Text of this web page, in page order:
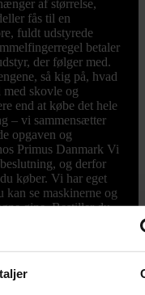
af størrelse,
fås til en
fuldt udstyrede
betaler
der følger med.
så kig på, hvad
med skovle og
end at købe det hele
– vi sammensætter
opgaven og
Primus Danmark Vi
og derfor
køber. Vi har eget
se maskinerne og
øjne. Bestiller du
og sender vi som
ikke skal vente på at
eller ring til os på
stillede spørgsmål